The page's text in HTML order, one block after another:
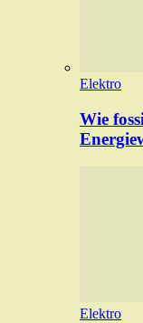
Elektro
Wie
Elektro